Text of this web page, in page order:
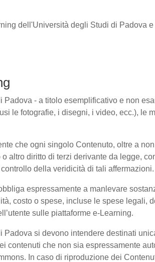
dell'Università degli Studi di Padova
- a titolo esemplificativo e non
le fotografie, i disegni, i video, ecc.), le
che ogni singolo Contenuto, oltre a
diritto di terzi derivante da legge,
della veridicità di tali affermazioni.
espressamente a manlevare
costo o spese, incluse le spese legali,
sulle piattaforme e-Learning.
si devono intendere destinati
che non sia espressamente
In caso di riproduzione dei